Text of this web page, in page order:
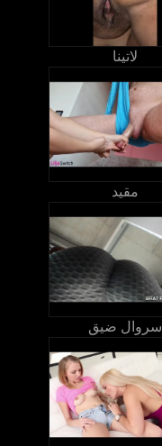
لاتينا
مقيد
سروال ضيق